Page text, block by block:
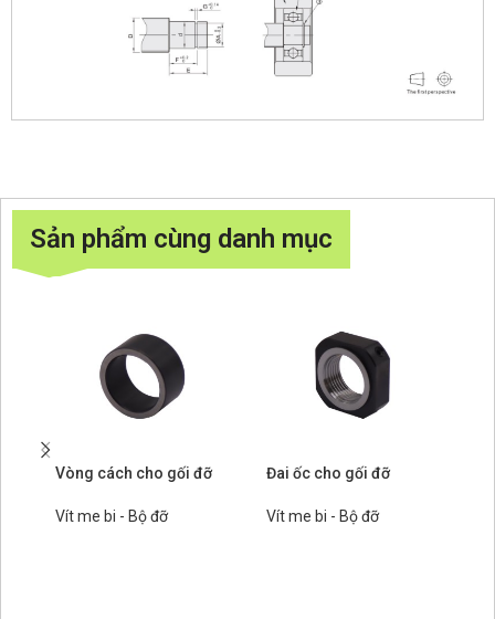
Sản phẩm cùng danh mục
Vòng cách cho gối đỡ
Vít me bi - Bộ đỡ
Đai ốc cho gối đỡ
Vít me bi - Bộ đỡ